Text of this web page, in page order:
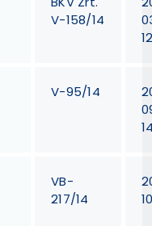
V-158/14
V-95/14
VB-
217/14